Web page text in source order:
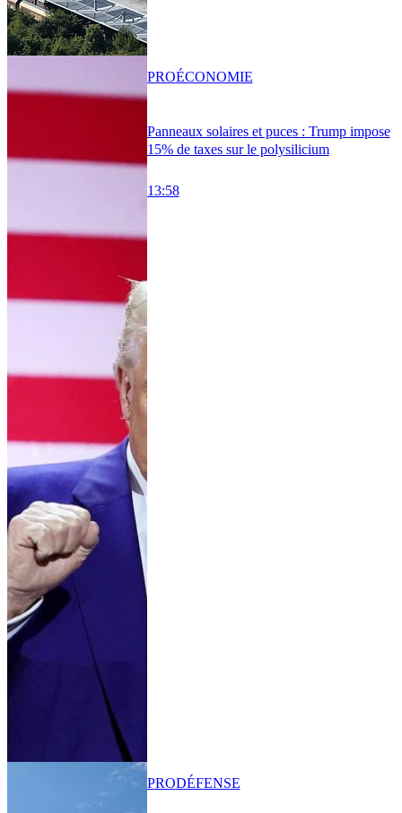
Panneaux solaires et puces : Trump impose
15% de taxes sur le polysilicium
13:58
PROÉCONOMIE
PRODÉFENSE